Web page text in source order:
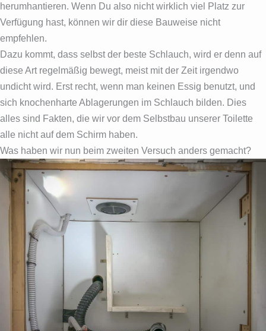
herumhantieren. Wenn Du also nicht wirklich viel Platz zur
Verfügung hast, können wir dir diese Bauweise nicht
empfehlen.
Dazu kommt, dass selbst der beste Schlauch, wird er denn auf
diese Art regelmäßig bewegt, meist mit der Zeit irgendwo
undicht wird. Erst recht, wenn man keinen Essig benutzt, und
sich knochenharte Ablagerungen im Schlauch bilden. Dies
alles sind Fakten, die wir vor dem Selbstbau unserer Toilette
alle nicht auf dem Schirm haben.
Was haben wir nun beim zweiten Versuch anders gemacht?